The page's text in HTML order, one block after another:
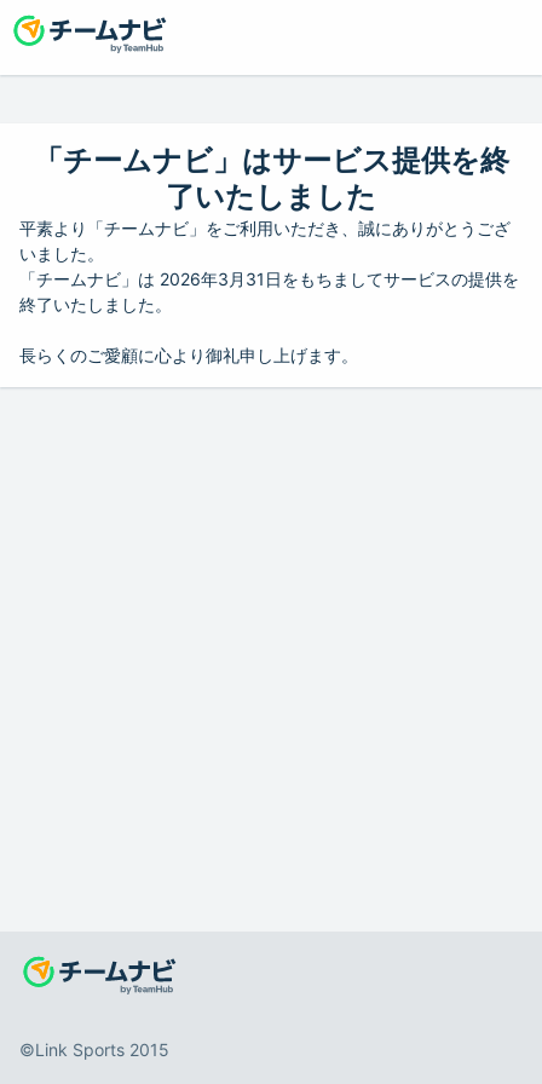
「チームナビ」はサービス提供を終
了いたしました
平素より「チームナビ」をご利用いただき、誠にありがとうござ
いました。
「チームナビ」は 2026年3月31日をもちましてサービスの提供を
終了いたしました。
長らくのご愛顧に心より御礼申し上げます。
©️Link Sports 2015